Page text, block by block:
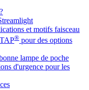
et motifs faisceau
® pour des options
lampe de poche
d'urgence pour les